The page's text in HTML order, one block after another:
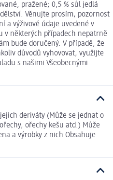
pražené; 0,5 % sůl jedlá
Věnujte prosím, pozornost
a výživové údaje uvedené v
v některých případech nepatrně
bude doručený. V případě, že
důvodů vyhovovat, využijte
s našimi Všeobecnými
deriváty (Může se jednat o
ořechy kešu atd.) Může
a výrobky z nich Obsahuje